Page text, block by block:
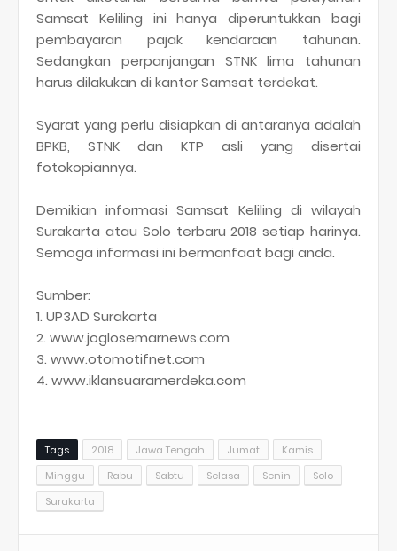
Samsat Keliling ini hanya diperuntukkan bagi
pembayaran pajak kendaraan tahunan.
Sedangkan perpanjangan STNK lima tahunan
harus dilakukan di kantor Samsat terdekat.
Syarat yang perlu disiapkan di antaranya adalah
BPKB, STNK dan KTP asli yang disertai
fotokopiannya.
Demikian informasi Samsat Keliling di wilayah
Surakarta atau Solo terbaru 2018 setiap harinya.
Semoga informasi ini bermanfaat bagi anda.
Sumber:
1. UP3AD Surakarta
2. www.joglosemarnews.com
3. www.otomotifnet.com
4. www.iklansuaramerdeka.com
Tags 2018 Jawa Tengah Jumat
Kamis
Minggu
Rabu Sabtu Selasa Senin
Solo
Surakarta